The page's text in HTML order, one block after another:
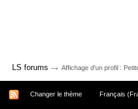
LS forums → Affichage d'un profil :
Changer le thème Français